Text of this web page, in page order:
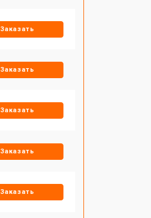
Заказать
Заказать
Заказать
Заказать
Заказать